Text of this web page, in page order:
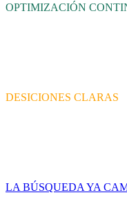
OPTIMIZACIÓN
DESICIONES CLARAS
LA BÚSQUEDA YA